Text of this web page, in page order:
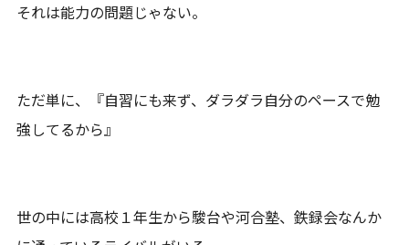
それは能力の問題じゃない。
ただ単に、『自習にも来ず、ダラダラ自分のペースで勉
強してるから』
世の中には高校１年生から駿台や河合塾、鉄録会なんか